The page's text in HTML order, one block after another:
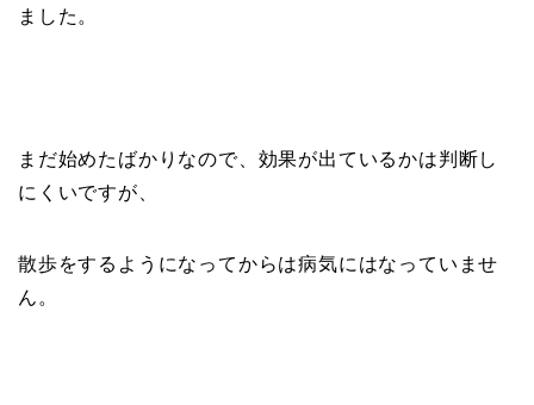
ました。
まだ始めたばかりなので、効果が出ているかは判断し
にくいですが、
散歩をするようになってからは病気にはなっていませ
ん。